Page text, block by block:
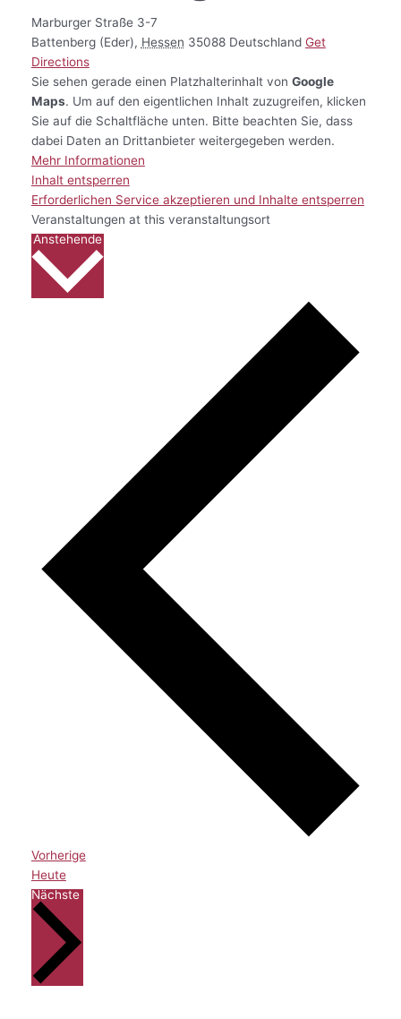
Marburger Straße 3-7
Battenberg (Eder), Hessen 35088 Deutschland Get
Directions
Sie sehen gerade einen Platzhalterinhalt von Google
Maps. Um auf den eigentlichen Inhalt zuzugreifen, klicken
Sie auf die Schaltfläche unten. Bitte beachten Sie, dass
dabei Daten an Drittanbieter weitergegeben werden.
Mehr Informationen
Inhalt entsperren
Erforderlichen Service akzeptieren und Inhalte entsperren
Veranstaltungen at this veranstaltungsort
AnstehendeDatum
wählen.
VorherigeVeranstaltungen
Heute
NächsteVeranstaltungen